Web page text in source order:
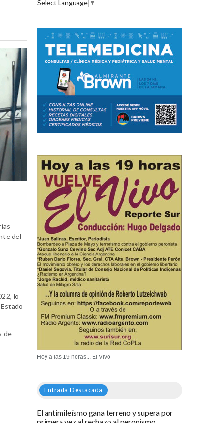
del
lo
de
Select Language ▼
Hoy a las 19 horas... El Vivo
Entrada Destacada
El antimileísmo gana terreno y supera por